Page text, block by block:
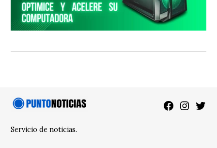
Facebook
Servicio de noticias.